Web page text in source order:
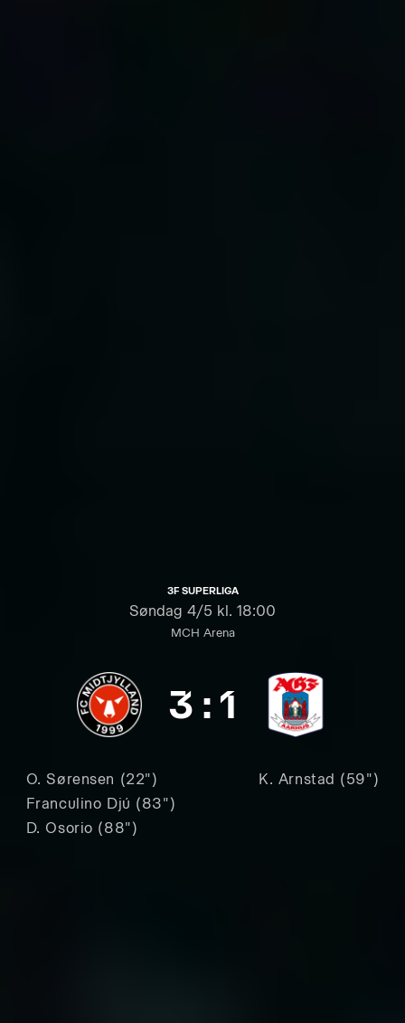
3F SUPERLIGA
Søndag 4/5 kl. 18:00
MCH Arena
O. Sørensen (22")
Franculino Djú (83")
D. Osorio (88")
3 : 1
K. Arnstad (59")